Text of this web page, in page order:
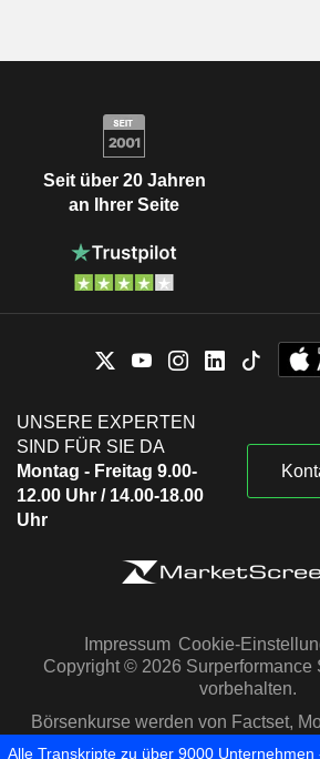
Seit über 20 Jahren
an Ihrer Seite
UNSERE EXPERTEN
SIND FÜR SIE DA
Montag - Freitag 9.00-
12.00 Uhr / 14.00-18.00
Uhr
Impressum Cookie-
Copyright © 2026 Surperformance
vorbehalten.
Börsenkurse werden von Factset,
Capital IQ zur Verfügung
Alle Transkripte zu über 9000 Unternehmen